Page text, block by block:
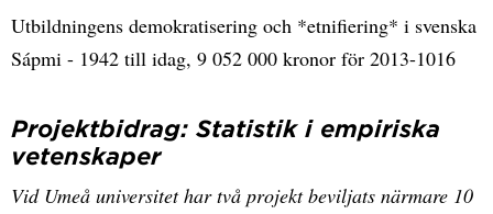
Utbildningens demokratisering och *etnifiering* i svenska
Sápmi - 1942 till idag, 9 052 000 kronor för 2013-1016
Projektbidrag: Statistik i empiriska
vetenskaper
Vid Umeå universitet har två projekt beviljats närmare 10